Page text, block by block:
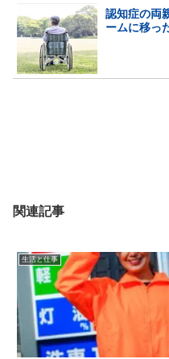
認知症の両
ームに移っ
関連記事
生活と仕事